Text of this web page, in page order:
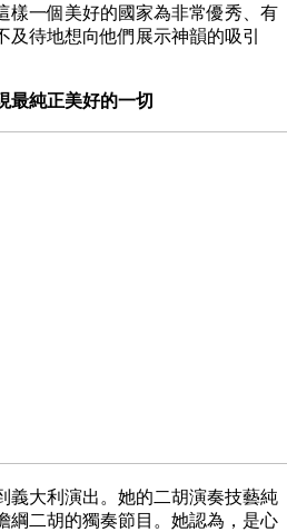
樣一個美好的國家為非常優秀、有
待地想向他們展示神韻的吸引
最純正美好的一切
義大利演出。她的二胡演奏技藝純
綱二胡的獨奏節目。她認為，是心